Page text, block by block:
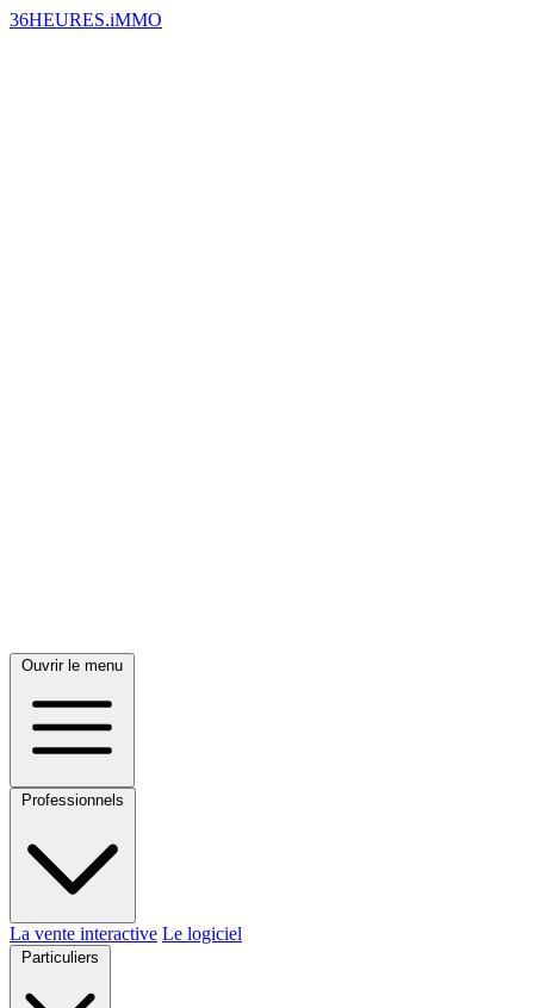
36HEURES.iMMO
Ouvrir le menu
Professionnels
La vente interactive Le logiciel
Particuliers